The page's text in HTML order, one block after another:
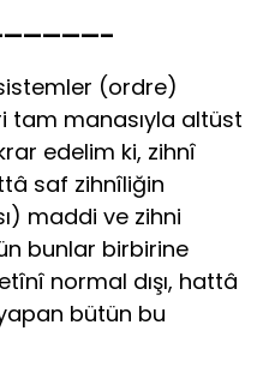
(ordre)
tam manasıyla altüst
edelim ki, zihnî
saf zihnîliğin
maddi ve zihni
bunlar birbirine
normal dışı, hattâ
bütün bu